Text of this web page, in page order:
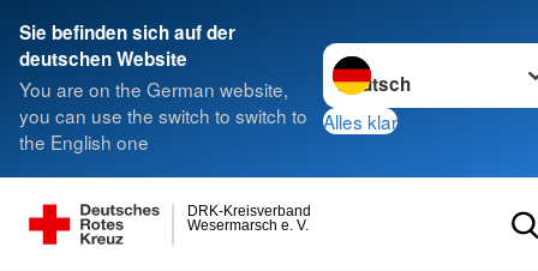
Sie befinden sich auf der
deutschen Website
You are on the German website,
you can use the switch to switch to
the English one
Sprache wechseln zu
Alles klar
Wesermarsch e. V.
DRK-Kreisverband